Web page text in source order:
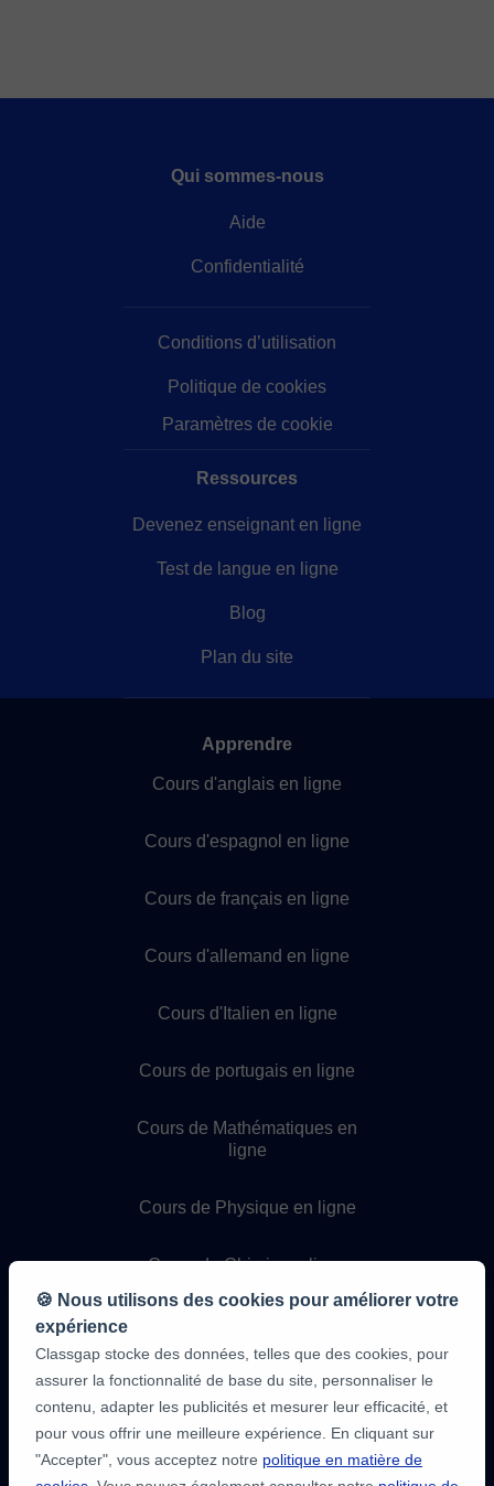
Qui sommes-nous
Aide
Confidentialité
Conditions d’utilisation
Politique de cookies
Paramètres de cookie
Ressources
Devenez enseignant en ligne
Test de langue en ligne
Blog
Plan du site
Apprendre
Cours d'anglais en ligne
Cours d'espagnol en ligne
Cours de français en ligne
Cours d'allemand en ligne
Cours d'Italien en ligne
Cours de portugais en ligne
Cours de Mathématiques en
ligne
Cours de Physique en ligne
Cours de Chimie en ligne
🍪 Nous utilisons des cookies pour améliorer votre
expérience
Classgap stocke des données, telles que des cookies, pour
assurer la fonctionnalité de base du site, personnaliser le
contenu, adapter les publicités et mesurer leur efficacité, et
pour vous offrir une meilleure expérience. En cliquant sur
"Accepter", vous acceptez notre politique en matière de